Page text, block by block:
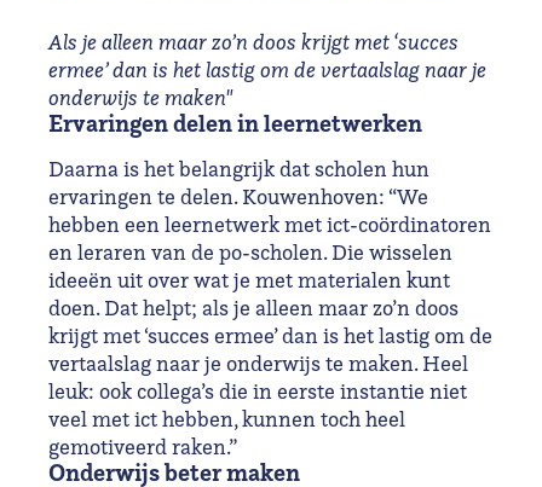
Als je alleen maar zo’n doos krijgt met ‘succes
ermee’ dan is het lastig om de vertaalslag naar je
onderwijs te maken"
Ervaringen delen in leernetwerken
Daarna is het belangrijk dat scholen hun
ervaringen te delen. Kouwenhoven: “We
hebben een leernetwerk met ict-coördinatoren
en leraren van de po-scholen. Die wisselen
ideeën uit over wat je met materialen kunt
doen. Dat helpt; als je alleen maar zo’n doos
krijgt met ‘succes ermee’ dan is het lastig om de
vertaalslag naar je onderwijs te maken. Heel
leuk: ook collega’s die in eerste instantie niet
veel met ict hebben, kunnen toch heel
gemotiveerd raken.”
Onderwijs beter maken